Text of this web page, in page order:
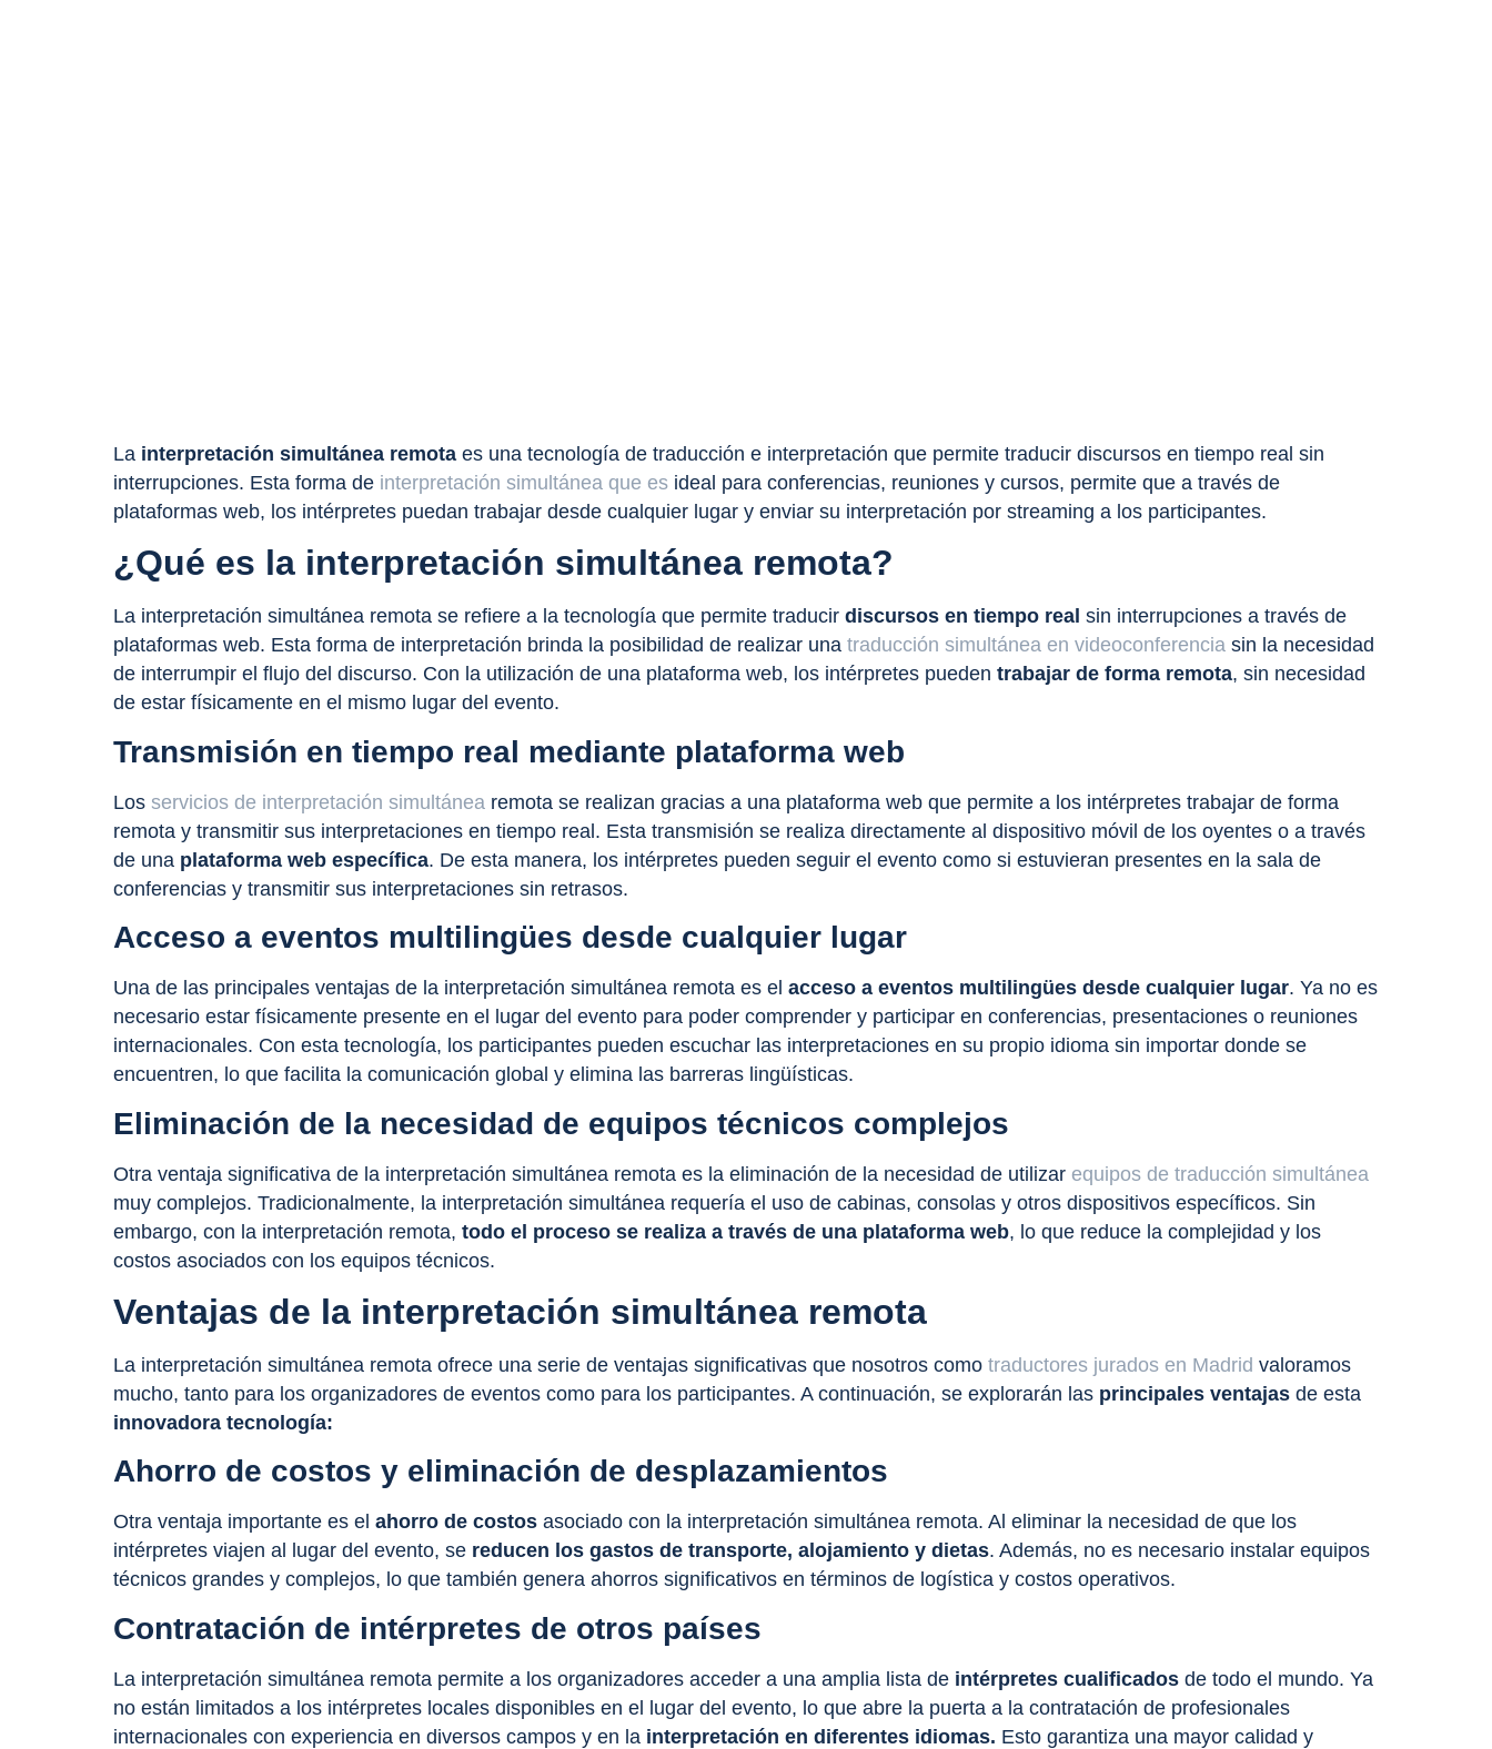
La interpretación simultánea remota es una tecnología de traducción e interpretación que permite traducir discursos en tiempo real sin
interrupciones. Esta forma de interpretación simultánea que es ideal para conferencias, reuniones y cursos, permite que a través de
plataformas web, los intérpretes puedan trabajar desde cualquier lugar y enviar su interpretación por streaming a los participantes.
¿Qué es la interpretación simultánea remota?
La interpretación simultánea remota se refiere a la tecnología que permite traducir discursos en tiempo real sin interrupciones a través de
plataformas web. Esta forma de interpretación brinda la posibilidad de realizar una traducción simultánea en videoconferencia sin la necesidad
de interrumpir el flujo del discurso. Con la utilización de una plataforma web, los intérpretes pueden trabajar de forma remota, sin necesidad
de estar físicamente en el mismo lugar del evento.
Transmisión en tiempo real mediante plataforma web
Los servicios de interpretación simultánea remota se realizan gracias a una plataforma web que permite a los intérpretes trabajar de forma
remota y transmitir sus interpretaciones en tiempo real. Esta transmisión se realiza directamente al dispositivo móvil de los oyentes o a través
de una plataforma web específica. De esta manera, los intérpretes pueden seguir el evento como si estuvieran presentes en la sala de
conferencias y transmitir sus interpretaciones sin retrasos.
Acceso a eventos multilingües desde cualquier lugar
Una de las principales ventajas de la interpretación simultánea remota es el acceso a eventos multilingües desde cualquier lugar. Ya no es
necesario estar físicamente presente en el lugar del evento para poder comprender y participar en conferencias, presentaciones o reuniones
internacionales. Con esta tecnología, los participantes pueden escuchar las interpretaciones en su propio idioma sin importar donde se
encuentren, lo que facilita la comunicación global y elimina las barreras lingüísticas.
Eliminación de la necesidad de equipos técnicos complejos
Otra ventaja significativa de la interpretación simultánea remota es la eliminación de la necesidad de utilizar equipos de traducción simultánea
muy complejos. Tradicionalmente, la interpretación simultánea requería el uso de cabinas, consolas y otros dispositivos específicos. Sin
embargo, con la interpretación remota, todo el proceso se realiza a través de una plataforma web, lo que reduce la complejidad y los
costos asociados con los equipos técnicos.
Ventajas de la interpretación simultánea remota
La interpretación simultánea remota ofrece una serie de ventajas significativas que nosotros como traductores jurados en Madrid valoramos
mucho, tanto para los organizadores de eventos como para los participantes. A continuación, se explorarán las principales ventajas de esta
innovadora tecnología:
Ahorro de costos y eliminación de desplazamientos
Otra ventaja importante es el ahorro de costos asociado con la interpretación simultánea remota. Al eliminar la necesidad de que los
intérpretes viajen al lugar del evento, se reducen los gastos de transporte, alojamiento y dietas. Además, no es necesario instalar equipos
técnicos grandes y complejos, lo que también genera ahorros significativos en términos de logística y costos operativos.
Contratación de intérpretes de otros países
La interpretación simultánea remota permite a los organizadores acceder a una amplia lista de intérpretes cualificados de todo el mundo. Ya
no están limitados a los intérpretes locales disponibles en el lugar del evento, lo que abre la puerta a la contratación de profesionales
internacionales con experiencia en diversos campos y en la interpretación en diferentes idiomas. Esto garantiza una mayor calidad y